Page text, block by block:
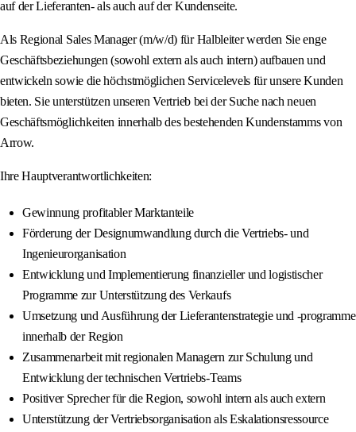
auf der Lieferanten- als auch auf der Kundenseite.
Als Regional Sales Manager (m/w/d) für Halbleiter werden Sie enge
Geschäftsbeziehungen (sowohl extern als auch intern) aufbauen und
entwickeln sowie die höchstmöglichen Servicelevels für unsere Kunden
bieten. Sie unterstützen unseren Vertrieb bei der Suche nach neuen
Geschäftsmöglichkeiten innerhalb des bestehenden Kundenstamms von
Arrow.
Ihre Hauptverantwortlichkeiten:
Gewinnung profitabler Marktanteile
Förderung der Designumwandlung durch die Vertriebs- und
Ingenieurorganisation
Entwicklung und Implementierung finanzieller und logistischer
Programme zur Unterstützung des Verkaufs
Umsetzung und Ausführung der Lieferantenstrategie und -programme
innerhalb der Region
Zusammenarbeit mit regionalen Managern zur Schulung und
Entwicklung der technischen Vertriebs-Teams
Positiver Sprecher für die Region, sowohl intern als auch extern
Unterstützung der Vertriebsorganisation als Eskalationsressource